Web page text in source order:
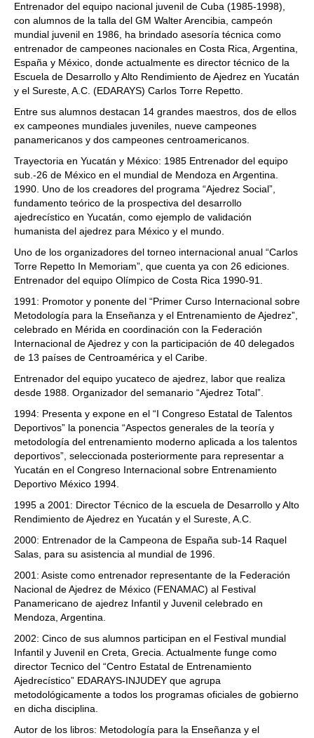
Entrenador del equipo nacional juvenil de Cuba (1985-1998),
con alumnos de la talla del GM Walter Arencibia, campeón
mundial juvenil en 1986, ha brindado asesoría técnica como
entrenador de campeones nacionales en Costa Rica, Argentina,
España y México, donde actualmente es director técnico de la
Escuela de Desarrollo y Alto Rendimiento de Ajedrez en Yucatán
y el Sureste, A.C. (EDARAYS) Carlos Torre Repetto.
Entre sus alumnos destacan 14 grandes maestros, dos de ellos
ex campeones mundiales juveniles, nueve campeones
panamericanos y dos campeones centroamericanos.
Trayectoria en Yucatán y México: 1985 Entrenador del equipo
sub.-26 de México en el mundial de Mendoza en Argentina.
1990. Uno de los creadores del programa “Ajedrez Social”,
fundamento teórico de la prospectiva del desarrollo
ajedrecístico en Yucatán, como ejemplo de validación
humanista del ajedrez para México y el mundo.
Uno de los organizadores del torneo internacional anual “Carlos
Torre Repetto In Memoriam”, que cuenta ya con 26 ediciones.
Entrenador del equipo Olímpico de Costa Rica 1990-91.
1991: Promotor y ponente del “Primer Curso Internacional sobre
Metodología para la Enseñanza y el Entrenamiento de Ajedrez”,
celebrado en Mérida en coordinación con la Federación
Internacional de Ajedrez y con la participación de 40 delegados
de 13 países de Centroamérica y el Caribe.
Entrenador del equipo yucateco de ajedrez, labor que realiza
desde 1988. Organizador del semanario “Ajedrez Total”.
1994: Presenta y expone en el “I Congreso Estatal de Talentos
Deportivos” la ponencia “Aspectos generales de la teoría y
metodología del entrenamiento moderno aplicada a los talentos
deportivos”, seleccionada posteriormente para representar a
Yucatán en el Congreso Internacional sobre Entrenamiento
Deportivo México 1994.
1995 a 2001: Director Técnico de la escuela de Desarrollo y Alto
Rendimiento de Ajedrez en Yucatán y el Sureste, A.C.
2000: Entrenador de la Campeona de España sub-14 Raquel
Salas, para su asistencia al mundial de 1996.
2001: Asiste como entrenador representante de la Federación
Nacional de Ajedrez de México (FENAMAC) al Festival
Panamericano de ajedrez Infantil y Juvenil celebrado en
Mendoza, Argentina.
2002: Cinco de sus alumnos participan en el Festival mundial
Infantil y Juvenil en Creta, Grecia. Actualmente funge como
director Tecnico del “Centro Estatal de Entrenamiento
Ajedrecístico” EDARAYS-INJUDEY que agrupa
metodológicamente a todos los programas oficiales de gobierno
en dicha disciplina.
Autor de los libros: Metodología para la Enseñanza y el